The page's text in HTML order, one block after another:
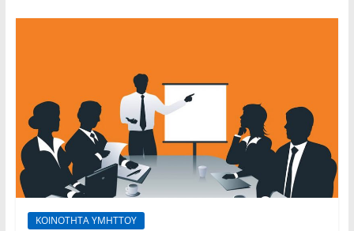
ΚΟΙΝΟΤΗΤΑ ΥΜΗΤΤΟΥ